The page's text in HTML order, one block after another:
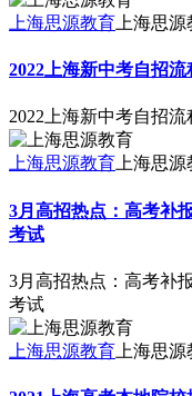
上海思源教育 上海思
2022上海新中考自招流
2022上海新中考自招流
上海思源教育 上海思
3月高招热点：高考补
考试
3月高招热点：高考补
考试
上海思源教育 上海思